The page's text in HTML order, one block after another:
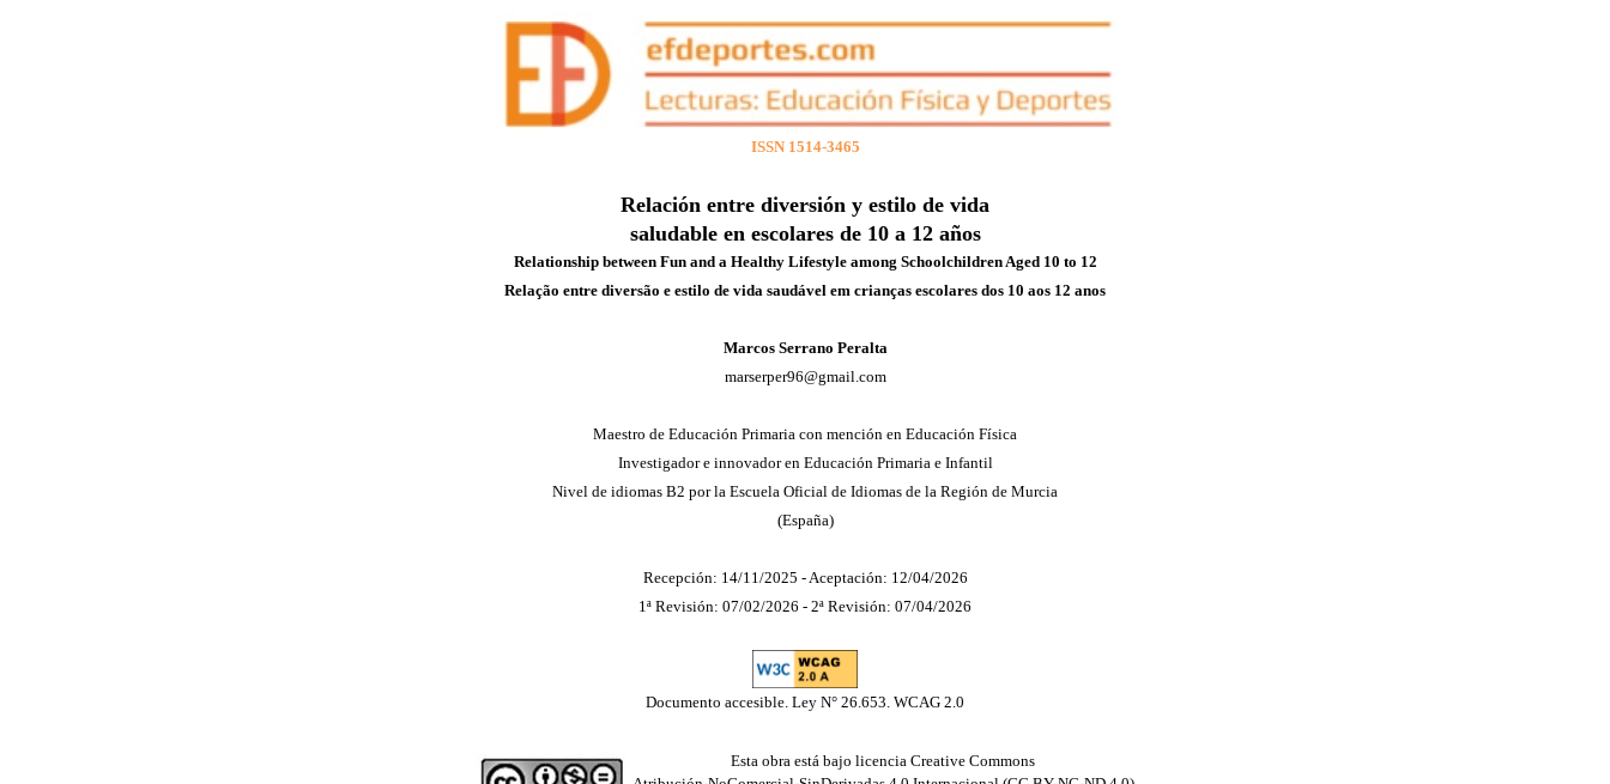
ISSN 1514-3465
Relación entre diversión y estilo de vida
saludable en escolares de 10 a 12 años
Relationship between Fun and a Healthy Lifestyle among Schoolchildren Aged 10 to 12
Relação entre diversão e estilo de vida saudável em crianças escolares dos 10 aos 12 anos
Marcos Serrano Peralta
marserper96@gmail.com
Maestro de Educación Primaria con mención en Educación Física
Investigador e innovador en Educación Primaria e Infantil
Nivel de idiomas B2 por la Escuela Oficial de Idiomas de la Región de Murcia
(España)
Recepción: 14/11/2025 - Aceptación: 12/04/2026
1ª Revisión: 07/02/2026 - 2ª Revisión: 07/04/2026
Documento accesible. Ley N° 26.653. WCAG 2.0
Esta obra está bajo licencia Creative Commons